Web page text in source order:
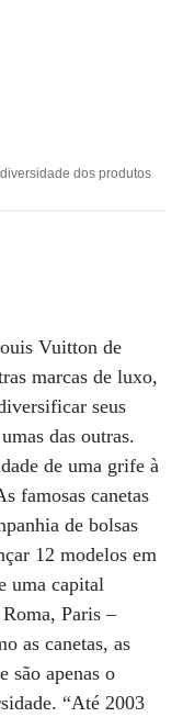
dos produtos
Vuitton de
marcas de luxo,
seus
das outras.
de uma grife à
famosas canetas
de bolsas
12 modelos em
uma capital
Paris –
as canetas, as
são apenas o
“Até 2003